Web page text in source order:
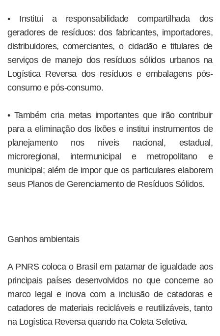
• Institui a responsabilidade compartilhada dos
geradores de resíduos: dos fabricantes, importadores,
distribuidores, comerciantes, o cidadão e titulares de
serviços de manejo dos resíduos sólidos urbanos na
Logística Reversa dos resíduos e embalagens pós-
consumo e pós-consumo.
• Também cria metas importantes que irão contribuir
para a eliminação dos lixões e institui instrumentos de
planejamento nos níveis nacional, estadual,
microregional, intermunicipal e metropolitano e
municipal; além de impor que os particulares elaborem
seus Planos de Gerenciamento de Resíduos Sólidos.
Ganhos ambientais
A PNRS coloca o Brasil em patamar de igualdade aos
principais países desenvolvidos no que concerne ao
marco legal e inova com a inclusão de catadoras e
catadores de materiais recicláveis e reutilizáveis, tanto
na Logística Reversa quando na Coleta Seletiva.